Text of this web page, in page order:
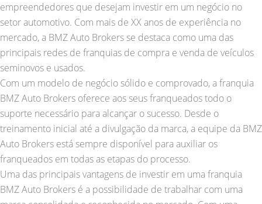
empreendedores que desejam investir em um negócio no
setor automotivo. Com mais de XX anos de experiência no
mercado, a BMZ Auto Brokers se destaca como uma das
principais redes de franquias de compra e venda de veículos
seminovos e usados.
Com um modelo de negócio sólido e comprovado, a franquia
BMZ Auto Brokers oferece aos seus franqueados todo o
suporte necessário para alcançar o sucesso. Desde o
treinamento inicial até a divulgação da marca, a equipe da BMZ
Auto Brokers está sempre disponível para auxiliar os
franqueados em todas as etapas do processo.
Uma das principais vantagens de investir em uma franquia
BMZ Auto Brokers é a possibilidade de trabalhar com uma